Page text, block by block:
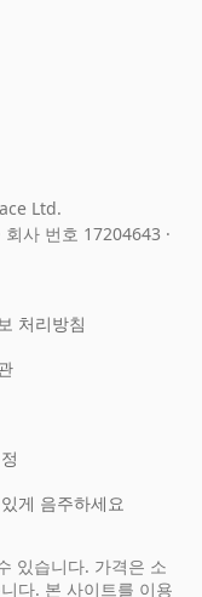
Ltd.
회사 번호 17204643 ·
처리방침
게 음주하세요
있습니다. 가격은 소
다. 본 사이트를 이용